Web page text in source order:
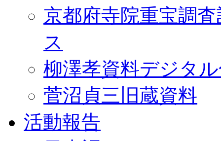
京都府寺院重宝調
ス
柳澤孝資料デジタ
菅沼貞三旧蔵資料
活動報告